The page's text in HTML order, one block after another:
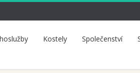
Kostely Společenství